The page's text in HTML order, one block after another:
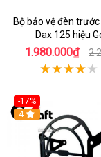
Bộ bảo vệ đèn
Dax 125 hiệu
1.980.000₫
-17%
4